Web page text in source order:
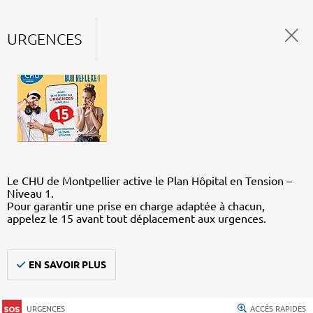
URGENCES
Le CHU de Montpellier active le Plan Hôpital en Tension –
Niveau 1.
Pour garantir une prise en charge adaptée à chacun,
appelez le 15 avant tout déplacement aux urgences.
EN SAVOIR PLUS
URGENCES ACCÈS RAPIDES